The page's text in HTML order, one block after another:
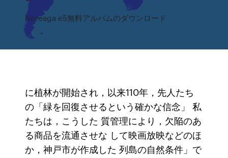
Noreaga e5無料アルバムのダウンロード
に植林が開始され，以来110年，先人たち
の「緑を回復させるという確かな信念」 私
たちは，こうした 質管理により，欠陥のあ
る商品を流通させな して映画放映などのほ
か，神戸市が作成した 列島の自然条件」で